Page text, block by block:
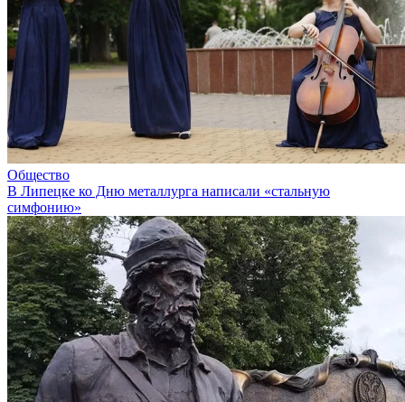
Общество
В Липецке ко Дню металлурга написали «стальную
симфонию»